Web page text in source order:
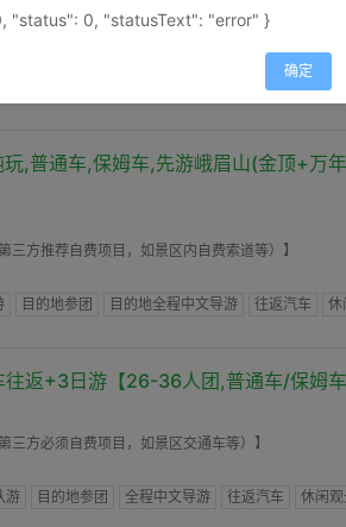
三方必须自费项目，如景区交通车等）】
青年
,普通车,保姆车,先游峨眉山(金顶+万
三方推荐自费项目，如景区内自费索道等）】
目的地参团 目的地全程中文导游 往返汽车 休
返+3日游【26-36人团,普通车/保姆车
三方必须自费项目，如景区交通车等）】
游 目的地参团 全程中文导游 往返汽车 休闲
"status": 0, "statusText": "error" }
确定